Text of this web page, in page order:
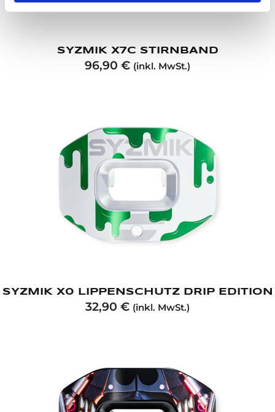
SYZMIK X7C STIRNBAND
96,90 € (inkl. MwSt.)
SYZMIK X0 LIPPENSCHUTZ DRIP EDITION
32,90 € (inkl. MwSt.)